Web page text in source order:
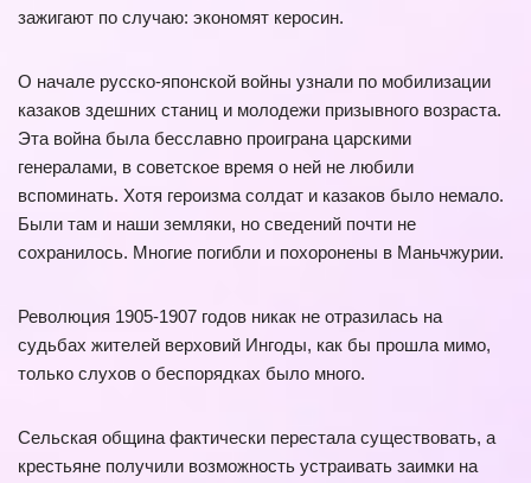
зажигают по случаю: экономят керосин.
О начале русско-японской войны узнали по мобилизации
казаков здешних станиц и молодежи призывного возраста.
Эта война была бесславно проиграна царскими
генералами, в советское время о ней не любили
вспоминать. Хотя героизма солдат и казаков было немало.
Были там и наши земляки, но сведений почти не
сохранилось. Многие погибли и похоронены в Маньчжурии.
Революция 1905-1907 годов никак не отразилась на
судьбах жителей верховий Ингоды, как бы прошла мимо,
только слухов о беспорядках было много.
Сельская община фактически перестала существовать, а
крестьяне получили возможность устраивать заимки на